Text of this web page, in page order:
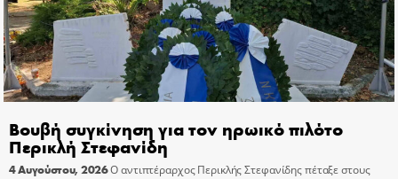
Βουβή συγκίνηση για τον ηρωικό πιλότο
Περικλή Στεφανίδη
4 Αυγούστου, 2026Ο αντιπτέραρχος Περικλής Στεφανίδης πέταξε στους